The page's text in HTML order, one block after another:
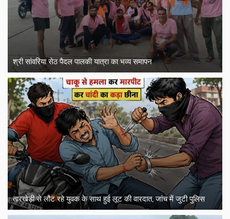
श्री सांवरिया सेठ पैदल पालकी यात्रा का भव्य समापन
तारखेड़ी से लौट रहे युवक के साथ हुई लूट की वारदात, जांच में जुटी पुलिस